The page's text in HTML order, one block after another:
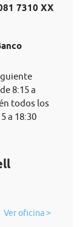
7310 XX
8:15 a
todos los
a 18:30
Ver oficina >